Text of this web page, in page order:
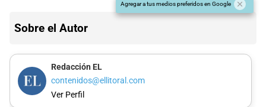
Agregar a tus medios preferidos en Google
Sobre el Autor
Redacción EL
contenidos@ellitoral.com
Ver Perfil